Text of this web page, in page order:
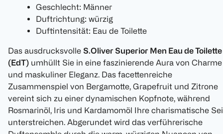
Geschlecht: Männer
Duftrichtung: würzig
Duftintensität: Eau de Toilette
Das ausdrucksvolle S.Oliver Superior Men Eau de Toilette
(EdT) umhüllt Sie in eine faszinierende Aura von Charme
und maskuliner Eleganz. Das facettenreiche
Zusammenspiel von Bergamotte, Grapefruit und Zitrone
vereint sich zu einer dynamischen Kopfnote, während
Rosmarinöl, Iris und Kardamomöl Ihre charismatische
unterstreichen. Abgerundet wird das verführerische